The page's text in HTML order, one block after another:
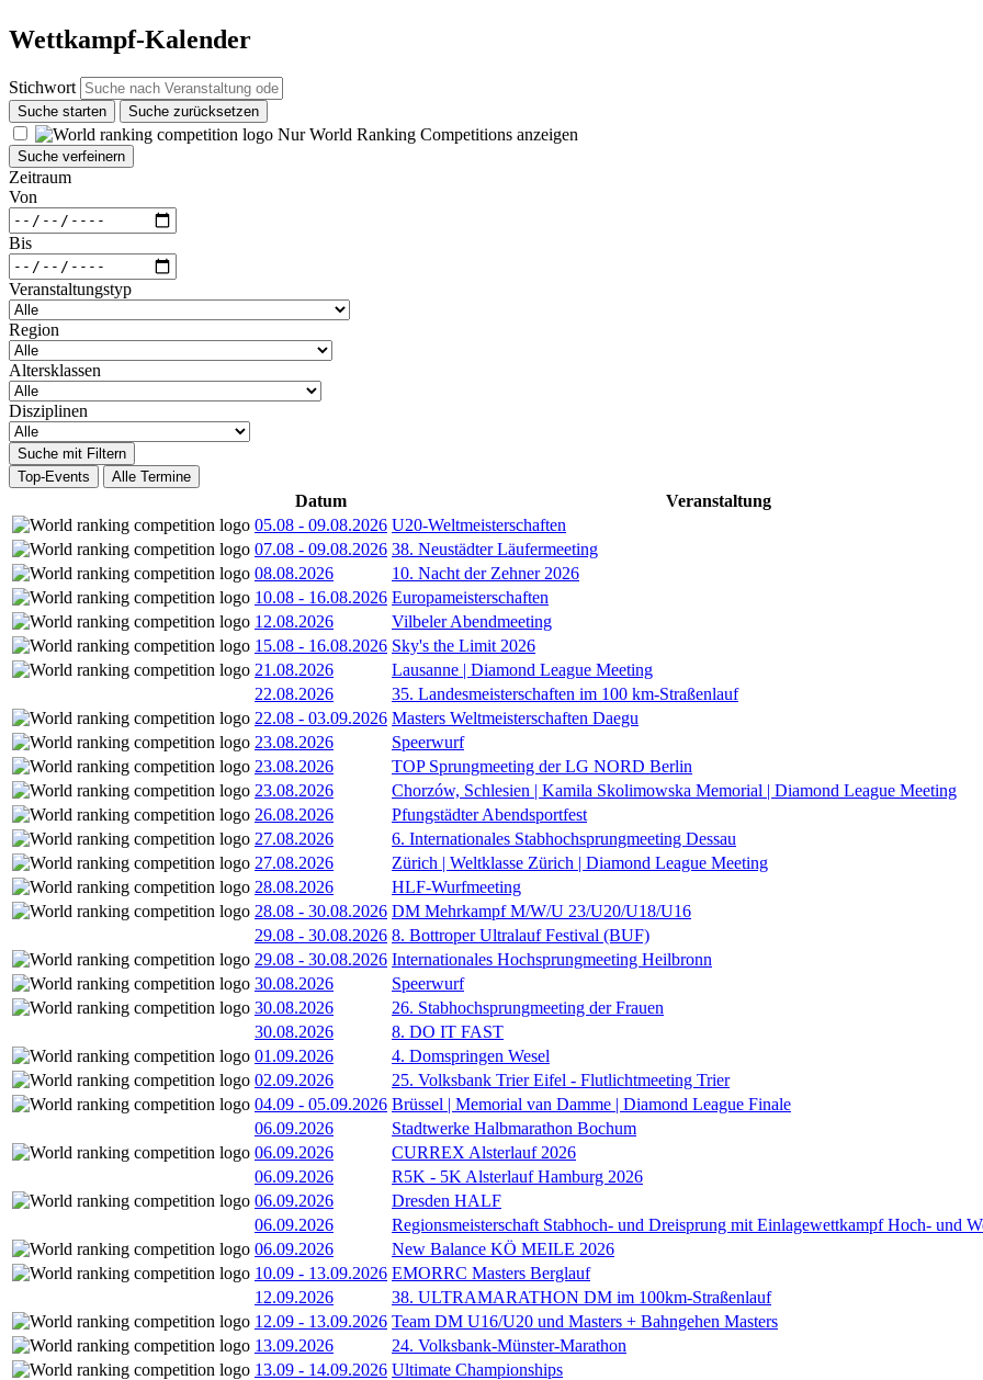
Wettkampf-Kalender
Stichwort
Suche starten Suche zurücksetzen
Nur World Ranking Competitions anzeigen
Suche verfeinern
Zeitraum
Von
Bis
Veranstaltungstyp
Region
Altersklassen
Disziplinen
Suche mit Filtern
Top-Events
Alle Termine
Datum Veranstaltung
05.08 - 09.08.2026 U20-Weltmeisterschaften
07.08 - 09.08.2026 38. Neustädter Läufermeeting
08.08.2026
10. Nacht der Zehner 2026
10.08 - 16.08.2026 Europameisterschaften
12.08.2026
Vilbeler Abendmeeting
15.08 - 16.08.2026 Sky's the Limit 2026
21.08.2026
Lausanne | Diamond League Meeting
22.08.2026
35. Landesmeisterschaften im 100 km-Straßenlauf
22.08 - 03.09.2026 Masters Weltmeisterschaften Daegu
23.08.2026
Speerwurf
23.08.2026
TOP Sprungmeeting der LG NORD Berlin
23.08.2026
Chorzów, Schlesien | Kamila Skolimowska Memorial | Diamond League Meeting
26.08.2026
Pfungstädter Abendsportfest
27.08.2026
6. Internationales Stabhochsprungmeeting Dessau
27.08.2026
Zürich | Weltklasse Zürich | Diamond League Meeting
28.08.2026
HLF-Wurfmeeting
28.08 - 30.08.2026 DM Mehrkampf M/W/U 23/U20/U18/U16
29.08 - 30.08.2026 8. Bottroper Ultralauf Festival (BUF)
29.08 - 30.08.2026 Internationales Hochsprungmeeting Heilbronn
30.08.2026
Speerwurf
30.08.2026
26. Stabhochsprungmeeting der Frauen
30.08.2026
8. DO IT FAST
01.09.2026
4. Domspringen Wesel
02.09.2026
25. Volksbank Trier Eifel - Flutlichtmeeting Trier
04.09 - 05.09.2026 Brüssel | Memorial van Damme | Diamond League Finale
06.09.2026
Stadtwerke Halbmarathon Bochum
06.09.2026
CURREX Alsterlauf 2026
06.09.2026
R5K - 5K Alsterlauf Hamburg 2026
06.09.2026
Dresden HALF
06.09.2026
Regionsmeisterschaft Stabhoch- und Dreisprung mit Einlagewettkampf Hoch- und
06.09.2026
New Balance KÖ MEILE 2026
10.09 - 13.09.2026 EMORRC Masters Berglauf
12.09.2026
38. ULTRAMARATHON DM im 100km-Straßenlauf
12.09 - 13.09.2026 Team DM U16/U20 und Masters + Bahngehen Masters
13.09.2026
24. Volksbank-Münster-Marathon
13.09 - 14.09.2026 Ultimate Championships